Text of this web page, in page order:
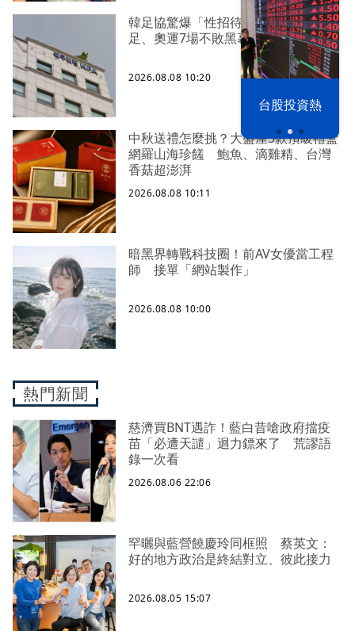
台股投資熱
韓足協驚爆「性招待外籍裁判」 世
足、奧運7場不敗黑幕曝光
2026.08.08 10:20
中秋送禮怎麼挑？大盛屋3款頂級禮盒
網羅山海珍饈 鮑魚、滴雞精、台灣
香菇超澎湃
2026.08.08 10:11
暗黑界轉戰科技圈！前AV女優當工程
師 接單「網站製作」
2026.08.08 10:00
熱門新聞
慈濟買BNT遇詐！藍白昔嗆政府擋疫
苗「必遭天譴」迴力鏢來了 荒謬語
錄一次看
2026.08.06 22:06
罕曬與藍營饒慶玲同框照 蔡英文：
好的地方政治是終結對立、彼此接力
2026.08.05 15:07